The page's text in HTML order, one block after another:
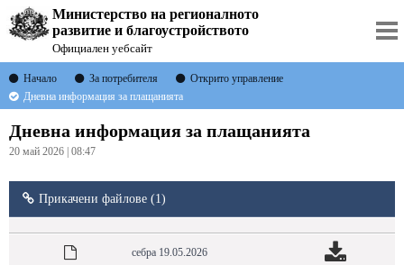
Министерство на регионалното
развитие и благоустройството
Официален уебсайт
Начало За потребителя
Открито управление
Дневна информация за плащанията
Дневна информация за плащанията
20 май 2026 | 08:47
Прикачени файлове (1)
себра 19.05.2026